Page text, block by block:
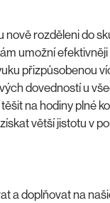
rozděleni do
umožní
přizpůsobenou
dovedností u
na hodiny plné
větší jistotu v
a doplňovat na